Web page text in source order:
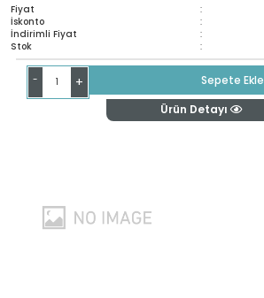
Fiyat :
İskonto :
İndirimli Fiyat :
Stok :
- +
Sepete Ekle
Ürün Detayı